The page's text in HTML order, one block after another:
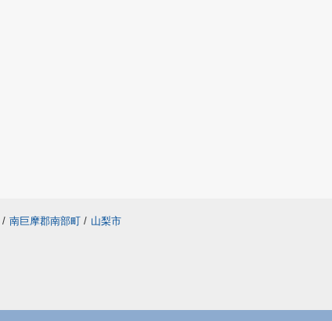
/ 南巨摩郡南部町 / 山梨市